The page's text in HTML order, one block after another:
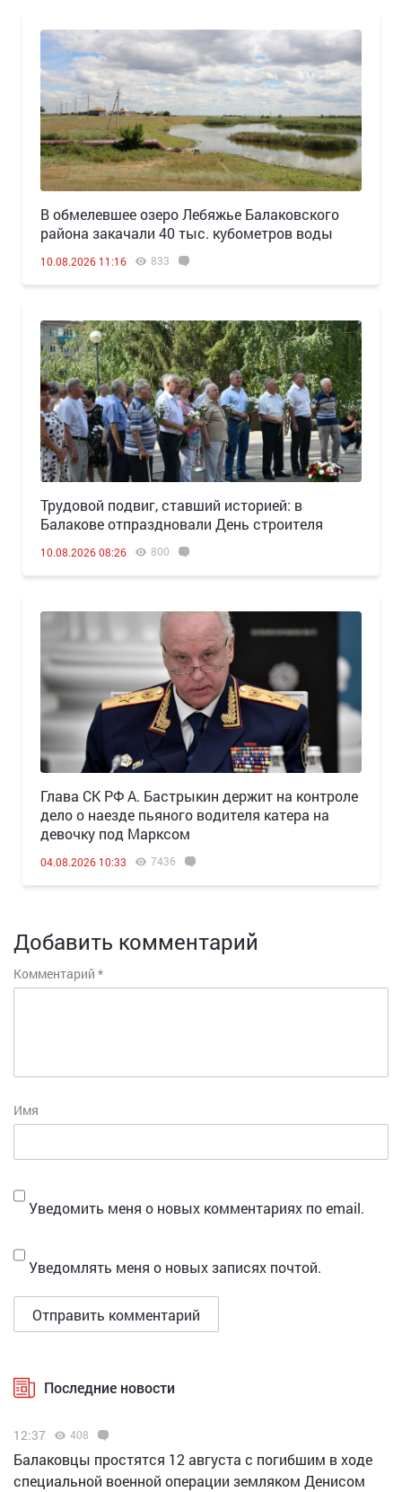
В обмелевшее озеро Лебяжье Балаковского
района закачали 40 тыс. кубометров воды
10.08.2026 11:16 833
Трудовой подвиг, ставший историей: в
Балакове отпраздновали День строителя
10.08.2026 08:26 800
Глава СК РФ А. Бастрыкин держит на контроле
дело о наезде пьяного водителя катера на
девочку под Марксом
04.08.2026 10:33 7436
Добавить комментарий
Комментарий *
Имя
Уведомить меня о новых комментариях по email.
Уведомлять меня о новых записях почтой.
Последние новости
12:37 408
Балаковцы простятся 12 августа с погибшим в ходе
специальной военной операции земляком Денисом